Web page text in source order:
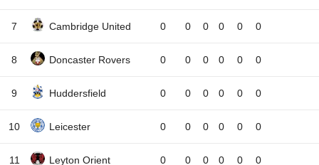
7 Cambridge United 0 0 0 0 0 0
8 Doncaster Rovers 0 0 0 0 0 0
9 Huddersfield 0 0 0 0 0 0
10 Leicester 0 0 0 0 0 0
11 Leyton Orient 0 0 0 0 0 0